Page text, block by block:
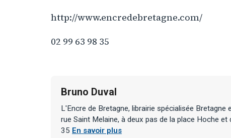
http://www.encredebretagne.com/
02 99 63 98 35
Bruno Duval
L'Encre de Bretagne, librairie spécialisée
rue Saint Melaine, à deux pas de la place Hoche
35 En savoir plus